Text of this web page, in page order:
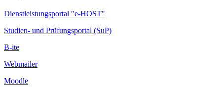
Dienstleistungsportal "e-HOST"
Studien- und Prüfungsportal (SuP)
B-ite
Webmailer
Moodle